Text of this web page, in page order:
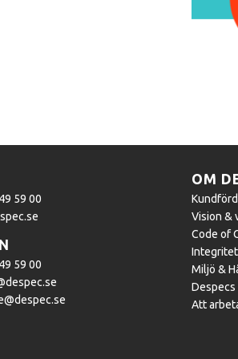
59 00
59 00
OM
Vision &
Code of
Miljö &
Despecs
Att